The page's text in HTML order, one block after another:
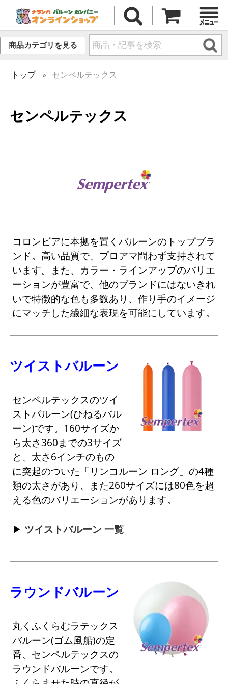
商品カテゴリを見る
トップ センペルテックス
センペルテックス
コロンビアに本拠を置くバルーンのトップブラ
ンド。高い品質で、プロアマ問わず支持されて
います。また、カラー・ラインアップのバリエ
ーションが豊富で、他のブランドにはないきれ
いで特徴的な色も多数あり、作り手のイメージ
にマッチした繊細な表現を可能にしています。
ツイストバルーン
センペルテックスのツイ
ストバルーン(ひねるバル
ーン)です。160サイズか
ら太さ360までの3サイズ
と、太さ6インチのもの
に突起のついた「リンコルーン ロング」の4種
類の太さがあり、また260サイズには80色を超
える色のバリエーションがあります。
ツイストバルーン 一覧
ラウンドバルーン
丸くふくらむラテックス
バルーン(ゴム風船)の定
番、センペルテックスの
ラウンドバルーンです。